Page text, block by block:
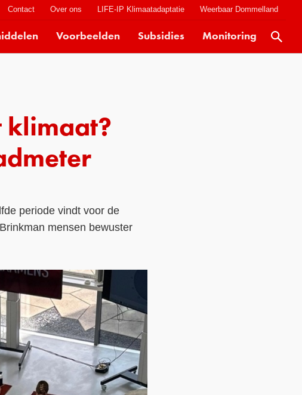
Contact Over ons LIFE-IP Klimaatadaptatie Weerbaar Dommelland
Voorbeelden Subsidies Monitoring
klimaat?
periode vindt voor de
mensen bewuster